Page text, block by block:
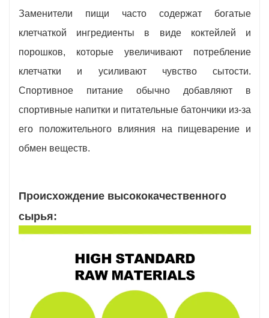
Заменители пищи часто содержат богатые
клетчаткой ингредиенты в виде коктейлей и
порошков, которые увеличивают потребление
клетчатки и усиливают чувство сытости.
Спортивное питание обычно добавляют в
спортивные напитки и питательные батончики из-за
его положительного влияния на пищеварение и
обмен веществ.
Происхождение высококачественного
сырья: